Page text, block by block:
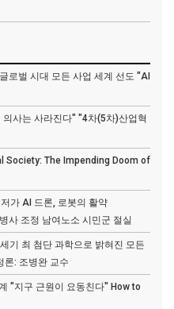
로벌 시대 모든 사업 세계 선도 "AI
사는 사라진다" "4차(5차)산업혁
Society: The Impending Doom of
가 AI 드론, 로봇의 활약
사 조정 남여노소 시민군 절실
기 최 첨단 과학으로 밝혀진 모든
론: 조병완 교수
"지구 근원이 요동친다" How to